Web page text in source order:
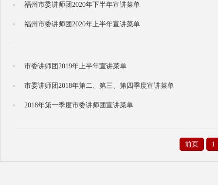
福州市委讲师团2020年下半年宣讲菜单
福州市委讲师团2020年上半年宣讲菜单
市委讲师团2019年上半年宣讲菜单
市委讲师团2018年第二、第三、第四季度宣讲菜单
2018年第一季度市委讲师团宣讲菜单
前页 1